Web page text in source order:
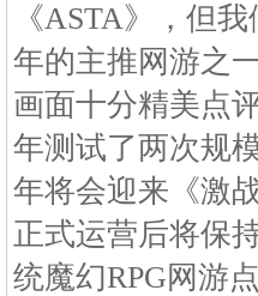
《ASTA》，但
年的主推网游之
画面十分精美点
年测试了两次规
年将会迎来《激
正式运营后将保
统魔幻RPG网游